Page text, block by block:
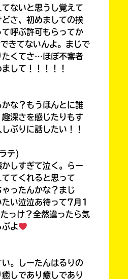
ないと思うし覚えて
さ、初めましての挨
呼ぶ許可もらってか
きてないんよ。まじで
たくてさ…ほぼ不審者
して！！！！！
な？もうほんとに誰
深さを感じたりもす
ぶりに話したい！！
テ)
しすぎて泣く。らー
てくれると思って
ったんかな？まじ
い泣泣あ待って7月1
っけ？全然違ったら気
ぶよ
。しーたんはるりの
しであり癒しであり